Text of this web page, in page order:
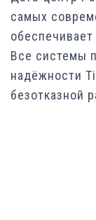
самых
Все системы
надёжности
безотказной